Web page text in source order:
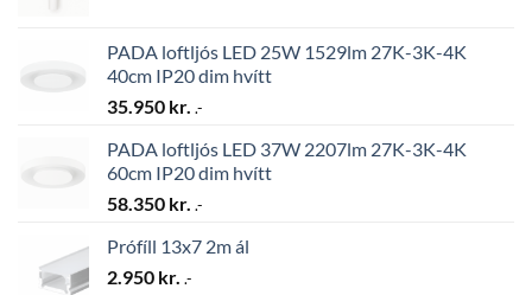
PADA loftljós LED 25W 1529lm 27K-3K-4K
40cm IP20 dim hvítt
35.950 kr. .-
PADA loftljós LED 37W 2207lm 27K-3K-4K
60cm IP20 dim hvítt
58.350 kr. .-
Prófíll 13x7 2m ál
2.950 kr. .-